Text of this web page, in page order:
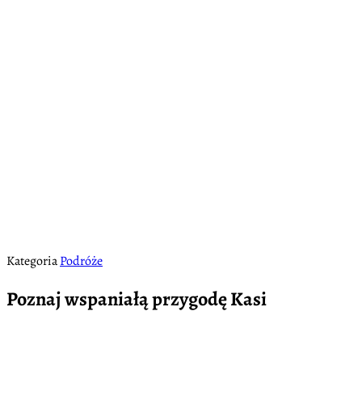
KategoriaPodróże
Poznaj wspaniałą przygodę Kasi